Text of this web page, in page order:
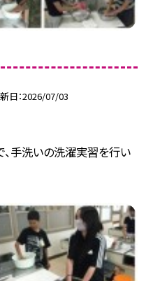
日 2026/07/03
手洗いの洗濯実習を行い